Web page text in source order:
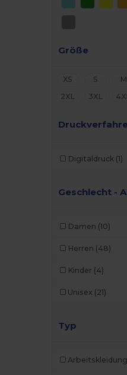
Größe
XS S M
2XL
3XL
Digitaldruck (1)
Geschlecht -
Damen (10)
Herren (48)
Kinder (4)
Unisex (21)
Typ
Arbeitskleidung